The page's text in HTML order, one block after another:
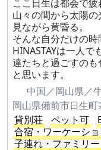
ここ日生は都会で疲
山々の間から太陽
見ながら黄昏る。
そんな自分だけの
HINASTAYは一人
達たちと過ごすの
と思います。
中国／岡山県／
岡山県備前市日生
貸別荘
ペット可
合宿・ワーケーシ
子連れ・ファミリー